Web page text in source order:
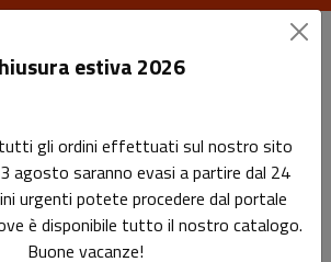
Lidia Maggi
Maggi
estiva 2026
tutti gli ordini effettuati sul nostro sito
agosto saranno evasi a partire dal 24
urgenti potete procedere dal portale
è disponibile tutto il nostro catalogo.
Buone vacanze!